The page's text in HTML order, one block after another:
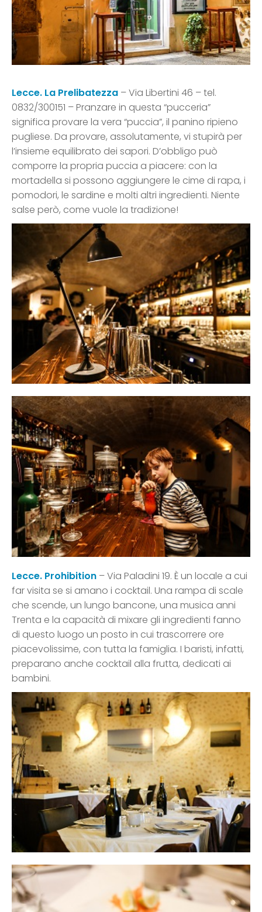
Lecce. La Prelibatezza – Via Libertini 46 – tel.
0832/300151 – Pranzare in questa “pucceria”
significa provare la vera “puccia”, il panino ripieno
pugliese. Da provare, assolutamente, vi stupirà per
l’insieme equilibrato dei sapori. D’obbligo può
comporre la propria puccia a piacere: con la
mortadella si possono aggiungere le cime di rapa, i
pomodori, le sardine e molti altri ingredienti. Niente
salse però, come vuole la tradizione!
Lecce. Prohibition – Via Paladini 19. È un locale a cui
far visita se si amano i cocktail. Una rampa di scale
che scende, un lungo bancone, una musica anni
Trenta e la capacità di mixare gli ingredienti fanno
di questo luogo un posto in cui trascorrere ore
piacevolissime, con tutta la famiglia. I baristi, infatti,
preparano anche cocktail alla frutta, dedicati ai
bambini.